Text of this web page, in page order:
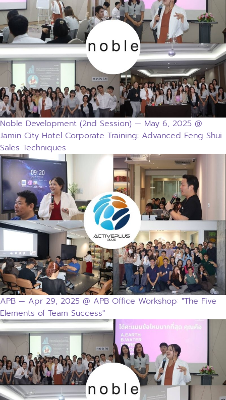
Noble Development (2nd Session) — May 6, 2025 @
Jamin City Hotel Corporate Training: Advanced Feng Shui
Sales Techniques
APB — Apr 29, 2025 @ APB Office Workshop: "The Five
Elements of Team Success"